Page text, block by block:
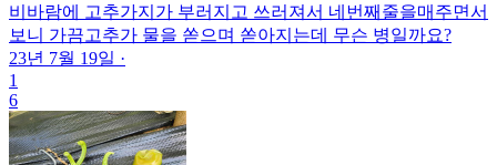
비바람에 고추가지가 부러지고 쓰러져서 네번째줄을매주면서
보니 가끔고추가 물을 쏟으며 쏟아지는데 무슨 병일까요?
23년 7월 19일 ·
1
6